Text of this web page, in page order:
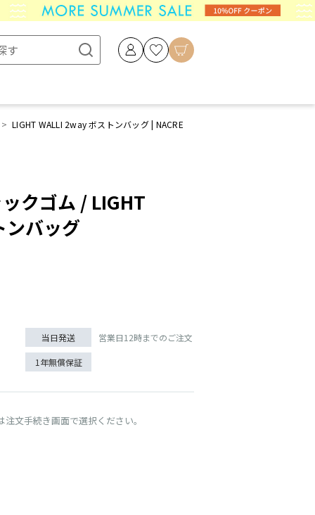
LIGHT WALLI 2way ボストンバッグ | NACRE
クゴム / LIGHT
ンバッグ
当日発送 営業日12時までのご注文
1年無償保証
文手続き画面で選択ください。